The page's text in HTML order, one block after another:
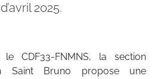
2025.
CDF33-FNMNS, la section
Saint Bruno propose une